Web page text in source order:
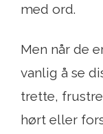
med ord.
Men når de
vanlig å se
trette,
hørt eller